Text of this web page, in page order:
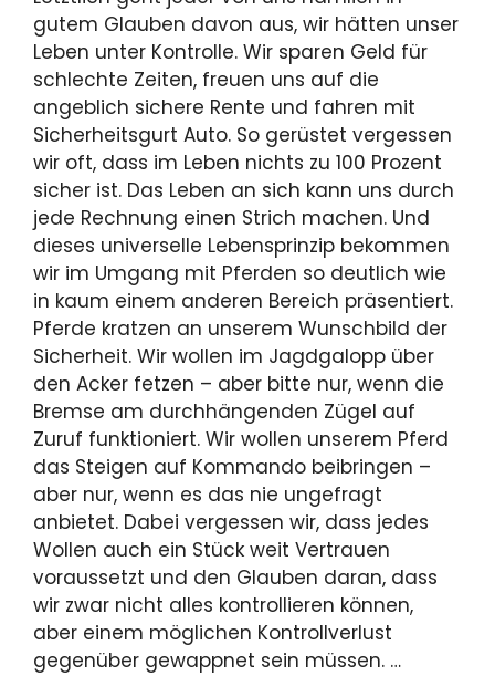
gutem Glauben davon aus, wir hätten unser
Leben unter Kontrolle. Wir sparen Geld für
schlechte Zeiten, freuen uns auf die
angeblich sichere Rente und fahren mit
Sicherheitsgurt Auto. So gerüstet vergessen
wir oft, dass im Leben nichts zu 100 Prozent
sicher ist. Das Leben an sich kann uns durch
jede Rechnung einen Strich machen. Und
dieses universelle Lebensprinzip bekommen
wir im Umgang mit Pferden so deutlich wie
in kaum einem anderen Bereich präsentiert.
Pferde kratzen an unserem Wunschbild der
Sicherheit. Wir wollen im Jagdgalopp über
den Acker fetzen – aber bitte nur, wenn die
Bremse am durchhängenden Zügel auf
Zuruf funktioniert. Wir wollen unserem Pferd
das Steigen auf Kommando beibringen –
aber nur, wenn es das nie ungefragt
anbietet. Dabei vergessen wir, dass jedes
Wollen auch ein Stück weit Vertrauen
voraussetzt und den Glauben daran, dass
wir zwar nicht alles kontrollieren können,
aber einem möglichen Kontrollverlust
gegenüber gewappnet sein müssen. …